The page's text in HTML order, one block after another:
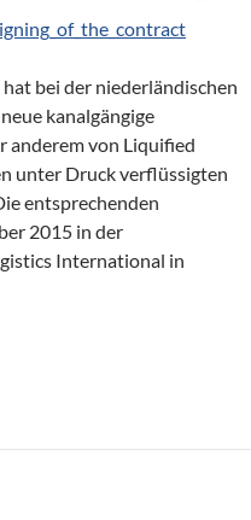
bei der niederländischen
kanalgängige
anderem von Liquified
unter Druck verflüssigten
entsprechenden
2015 in der
International in